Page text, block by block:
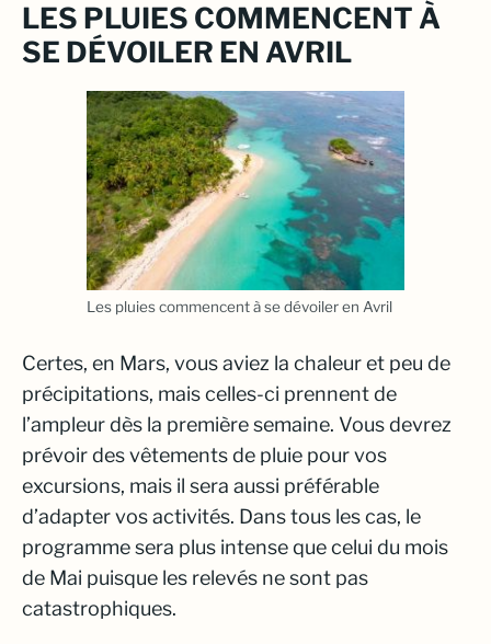
LES PLUIES COMMENCENT À
SE DÉVOILER EN AVRIL
Les pluies commencent à se dévoiler en Avril
Certes, en Mars, vous aviez la chaleur et peu de
précipitations, mais celles-ci prennent de
l’ampleur dès la première semaine. Vous devrez
prévoir des vêtements de pluie pour vos
excursions, mais il sera aussi préférable
d’adapter vos activités. Dans tous les cas, le
programme sera plus intense que celui du mois
de Mai puisque les relevés ne sont pas
catastrophiques.